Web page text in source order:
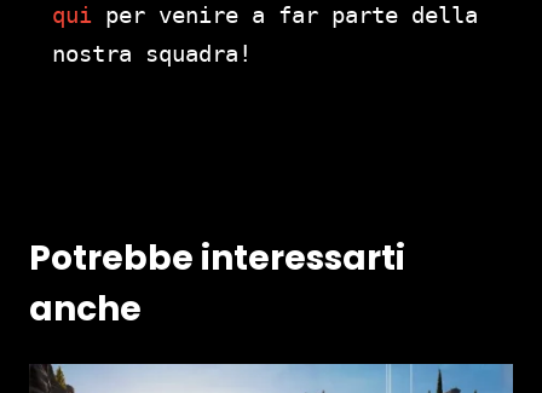
qui per venire a far parte della
nostra squadra!
Potrebbe interessarti
anche